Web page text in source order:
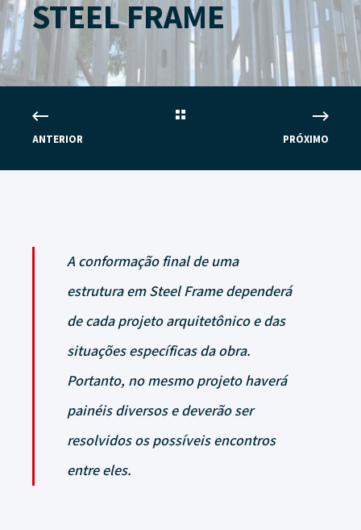
STEEL FRAME
ANTERIOR PRÓXIMO
A conformação final de uma
estrutura em Steel Frame dependerá
de cada projeto arquitetônico e das
situações específicas da obra.
Portanto, no mesmo projeto haverá
painéis diversos e deverão ser
resolvidos os possíveis encontros
entre eles.